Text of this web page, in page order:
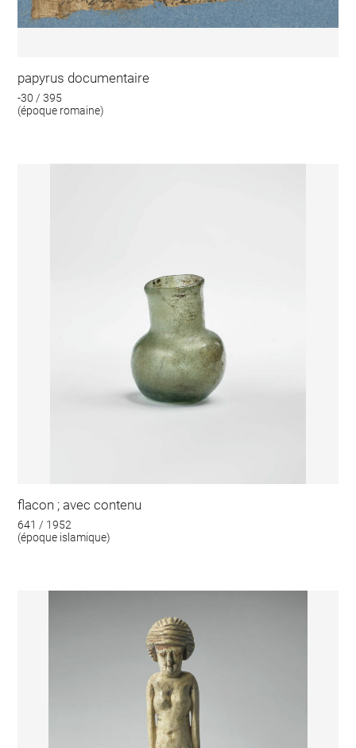
papyrus documentaire
-30 / 395
(époque romaine)
flacon ; avec contenu
641 / 1952
(époque islamique)